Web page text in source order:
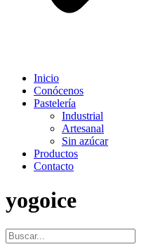
Inicio
Conócenos
Pastelería
Industrial
Artesanal
Sin azúcar
Productos
Contacto
yogoice